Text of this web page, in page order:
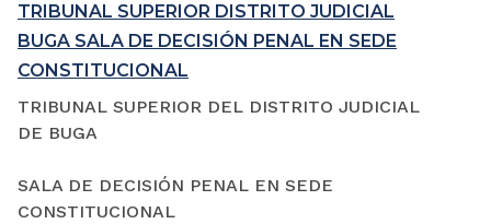
TRIBUNAL SUPERIOR DISTRITO JUDICIAL
BUGA SALA DE DECISIÓN PENAL EN SEDE
CONSTITUCIONAL
TRIBUNAL SUPERIOR DEL DISTRITO JUDICIAL
DE BUGA
SALA DE DECISIÓN PENAL EN SEDE
CONSTITUCIONAL